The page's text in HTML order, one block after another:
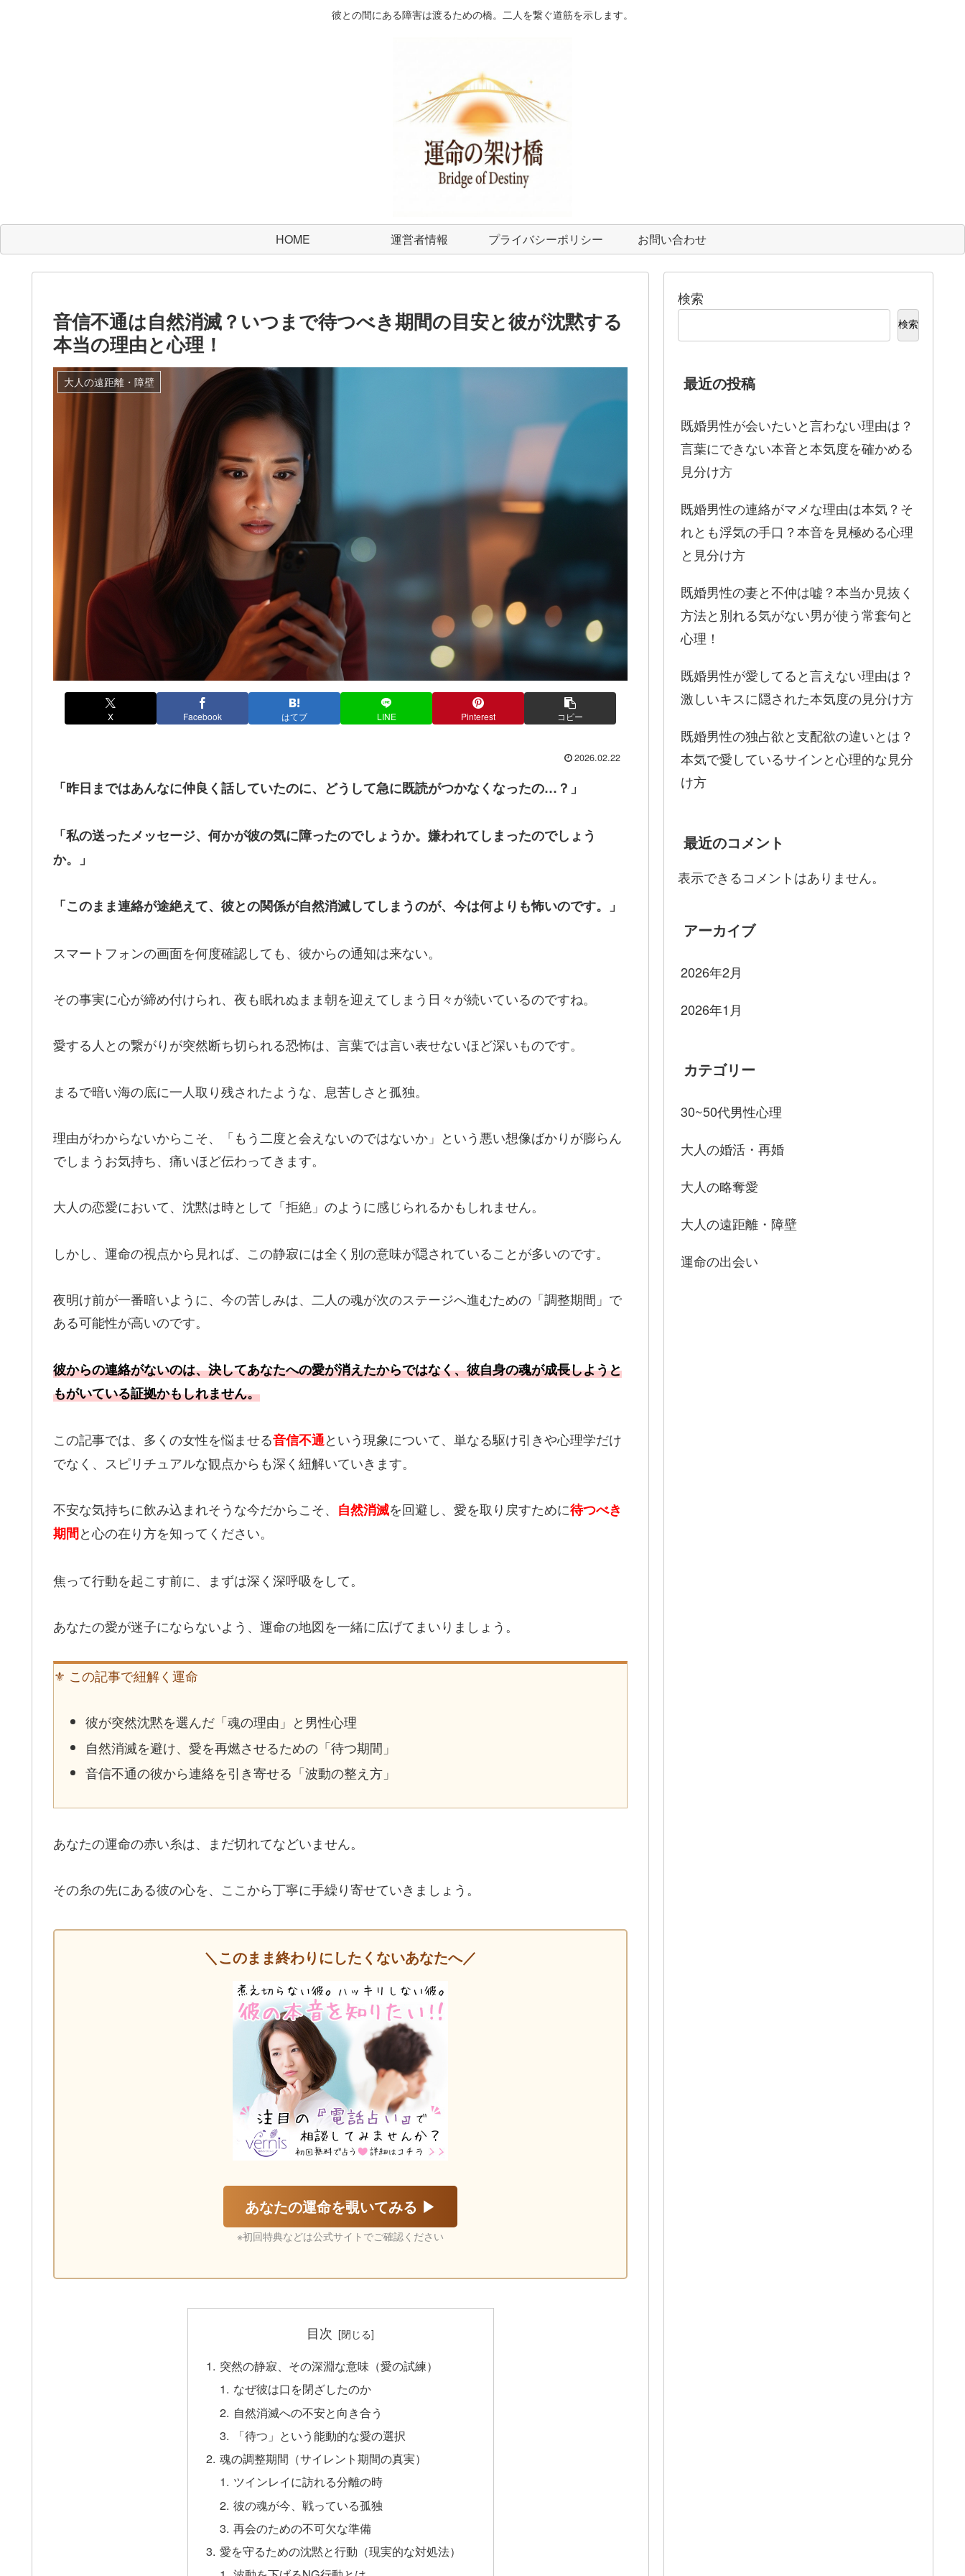
彼との間にある障害は渡るための橋。二人を繋ぐ道筋を示します。
HOME 運営者情報 プライバシーポリシー お問い合わせ
音信不通は自然消滅？いつまで待つべき期間の目安と彼が沈黙する
本当の理由と心理！
大人の遠距離・障壁
X Facebook はてブ LINE Pinterest コピー
2026.02.22
「昨日まではあんなに仲良く話していたのに、どうして急に既読がつかなくなったの…？」
「私の送ったメッセージ、何かが彼の気に障ったのでしょうか。嫌われてしまったのでしょう
か。」
「このまま連絡が途絶えて、彼との関係が自然消滅してしまうのが、今は何よりも怖いのです。」
スマートフォンの画面を何度確認しても、彼からの通知は来ない。
その事実に心が締め付けられ、夜も眠れぬまま朝を迎えてしまう日々が続いているのですね。
愛する人との繋がりが突然断ち切られる恐怖は、言葉では言い表せないほど深いものです。
まるで暗い海の底に一人取り残されたような、息苦しさと孤独。
理由がわからないからこそ、「もう二度と会えないのではないか」という悪い想像ばかりが膨らん
でしまうお気持ち、痛いほど伝わってきます。
大人の恋愛において、沈黙は時として「拒絶」のように感じられるかもしれません。
しかし、運命の視点から見れば、この静寂には全く別の意味が隠されていることが多いのです。
夜明け前が一番暗いように、今の苦しみは、二人の魂が次のステージへ進むための「調整期間」で
ある可能性が高いのです。
彼からの連絡がないのは、決してあなたへの愛が消えたからではなく、彼自身の魂が成長しようと
もがいている証拠かもしれません。
この記事では、多くの女性を悩ませる音信不通という現象について、単なる駆け引きや心理学だけ
でなく、スピリチュアルな観点からも深く紐解いていきます。
不安な気持ちに飲み込まれそうな今だからこそ、 自然消滅を回避し、愛を取り戻すために待つべき
期間と心の在り方を知ってください。
焦って行動を起こす前に、まずは深く深呼吸をして。
あなたの愛が迷子にならないよう、運命の地図を一緒に広げてまいりましょう。
⚜️ この記事で紐解く運命
彼が突然沈黙を選んだ「魂の理由」と男性心理
自然消滅を避け、愛を再燃させるための「待つ期間」
音信不通の彼から連絡を引き寄せる「波動の整え方」
あなたの運命の赤い糸は、まだ切れてなどいません。
その糸の先にある彼の心を、ここから丁寧に手繰り寄せていきましょう。
＼このまま終わりにしたくないあなたへ／
あなたの運命を覗いてみる ▶
※初回特典などは公式サイトでご確認ください
目次
突然の静寂、その深淵な意味（愛の試練）
なぜ彼は口を閉ざしたのか
自然消滅への不安と向き合う
「待つ」という能動的な愛の選択
魂の調整期間（サイレント期間の真実）
ツインレイに訪れる分離の時
彼の魂が今、戦っている孤独
再会のための不可欠な準備
愛を守るための沈黙と行動（現実的な対処法）
検索
検索
最近の投稿
既婚男性が会いたいと言わない理由は？
言葉にできない本音と本気度を確かめる
見分け方
既婚男性の連絡がマメな理由は本気？そ
れとも浮気の手口？本音を見極める心理
と見分け方
既婚男性の妻と不仲は嘘？本当か見抜く
方法と別れる気がない男が使う常套句と
心理！
既婚男性が愛してると言えない理由は？
激しいキスに隠された本気度の見分け方
既婚男性の独占欲と支配欲の違いとは？
本気で愛しているサインと心理的な見分
け方
最近のコメント
表示できるコメントはありません。
アーカイブ
2026年2月
2026年1月
カテゴリー
30~50代男性心理
大人の婚活・再婚
大人の略奪愛
大人の遠距離・障壁
運命の出会い